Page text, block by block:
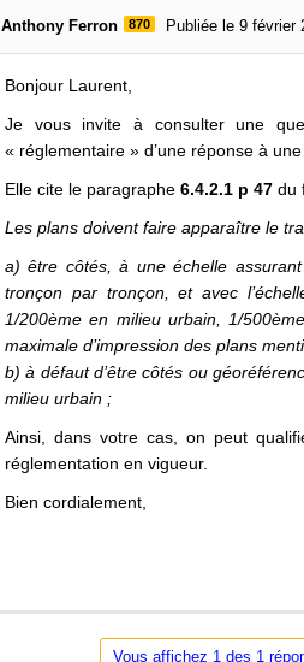
Anthony Ferron 870 Publiée le 9 février
Bonjour Laurent,
Je vous invite à consulter une
« réglementaire » d’une réponse à
Elle cite le paragraphe 6.4.2.1 p 47 du
Les plans doivent faire apparaître le
a) être côtés, à une échelle
tronçon par tronçon, et avec
1/200ème en milieu urbain, 1/
maximale d’impression des plans
b) à défaut d’être côtés ou
milieu urbain ;
Ainsi, dans votre cas, on peut
réglementation en vigueur.
Bien cordialement,
Vous affichez 1 des 1